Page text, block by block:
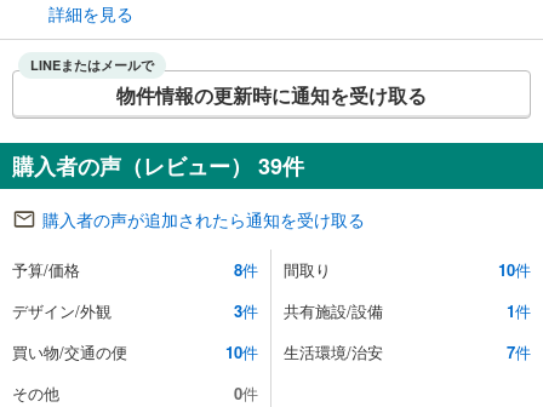
詳細を見る
LINEまたはメールで
物件情報の更新時に通知を受け取る
購入者の声（レビュー） 39件
購入者の声が追加されたら通知を受け取る
予算/価格 8件 間取り 10件
デザイン/外観
3件 共有施設/設備 1件
買い物/交通の便
10件 生活環境/治安 7件
その他
0件